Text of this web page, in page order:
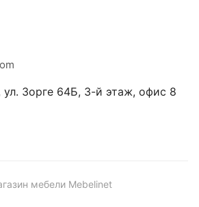
ул. Зорге 64Б, 3-й этаж, офис 8
мебели Mebelinet